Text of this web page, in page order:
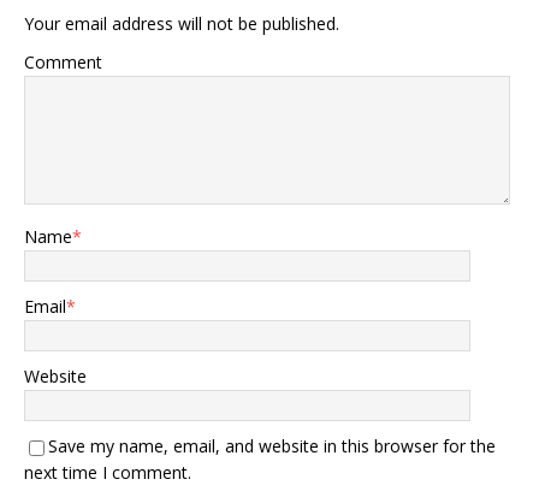
夹缝中求生存，最好的办法
就是谁也别得罪，谁
的“局”我都不掺和。于是，
方认证。当年12月12日，联
合国大会通过决议，正式承
认土库曼斯坦为永久中立
国。 这是个什么概念呢？就
是说，全世界都承认，这个
国家有权不参加任何军事同
盟，不让外国在自己领土上
建立军事基地，也不卷入任
何国际冲突。 这份殊荣，在
亚洲是独一份，在全球范围
内也只有瑞士、奥地利等少
数国家享有。有了这块“免战
Your email address will not be published.
Comment
Name*
Email*
Website
Save my name, email, and website in this browser for the
next time I comment.